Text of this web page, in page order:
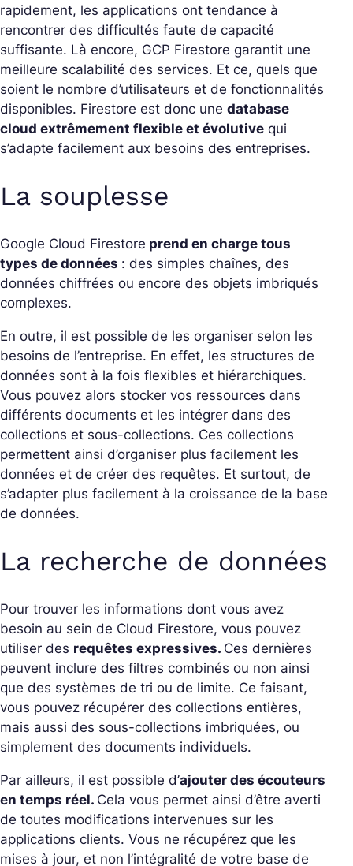
rapidement, les applications ont tendance à
rencontrer des difficultés faute de capacité
suffisante. Là encore, GCP Firestore garantit une
meilleure scalabilité des services. Et ce, quels que
soient le nombre d’utilisateurs et de fonctionnalités
disponibles. Firestore est donc une database
cloud extrêmement flexible et évolutive qui
s’adapte facilement aux besoins des entreprises.
La souplesse
Google Cloud Firestore prend en charge tous
types de données : des simples chaînes, des
données chiffrées ou encore des objets imbriqués
complexes.
En outre, il est possible de les organiser selon les
besoins de l’entreprise. En effet, les structures de
données sont à la fois flexibles et hiérarchiques.
Vous pouvez alors stocker vos ressources dans
différents documents et les intégrer dans des
collections et sous-collections. Ces collections
permettent ainsi d’organiser plus facilement les
données et de créer des requêtes. Et surtout, de
s’adapter plus facilement à la croissance de la base
de données.
La recherche de données
Pour trouver les informations dont vous avez
besoin au sein de Cloud Firestore, vous pouvez
utiliser des requêtes expressives. Ces dernières
peuvent inclure des filtres combinés ou non ainsi
que des systèmes de tri ou de limite. Ce faisant,
vous pouvez récupérer des collections entières,
mais aussi des sous-collections imbriquées, ou
simplement des documents individuels.
Par ailleurs, il est possible d’ajouter des écouteurs
en temps réel. Cela vous permet ainsi d’être averti
de toutes modifications intervenues sur les
applications clients. Vous ne récupérez que les
mises à jour, et non l’intégralité de votre base de